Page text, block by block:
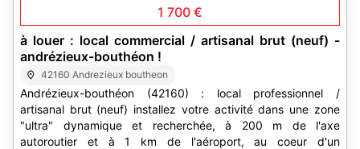
1 700 €
à louer : local commercial / artisanal brut (neuf) -
andrézieux-bouthéon !
42160 Andrezieux boutheon
Andrézieux-bouthéon (42160) : local professionnel /
artisanal brut (neuf) installez votre activité dans une zone
"ultra" dynamique et recherchée, à 200 m de l'axe
autoroutier et à 1 km de l'aéroport, au coeur d'un